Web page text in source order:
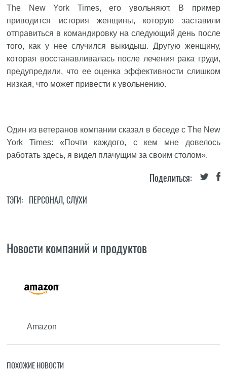
The New York Times, его увольняют. В пример
приводится история женщины, которую заставили
отправиться в командировку на следующий день после
того, как у нее случился выкидыш. Другую женщину,
которая восстанавливалась после лечения рака груди,
предупредили, что ее оценка эффективности слишком
низкая, что может привести к увольнению.
Один из ветеранов компании сказал в беседе с The New
York Times: «Почти каждого, с кем мне довелось
работать здесь, я видел плачущим за своим столом».
Поделиться:
ТЭГИ: ПЕРСОНАЛ,СЛУХИ
Новости компаний и продуктов
Amazon
ПОХОЖИЕ НОВОСТИ